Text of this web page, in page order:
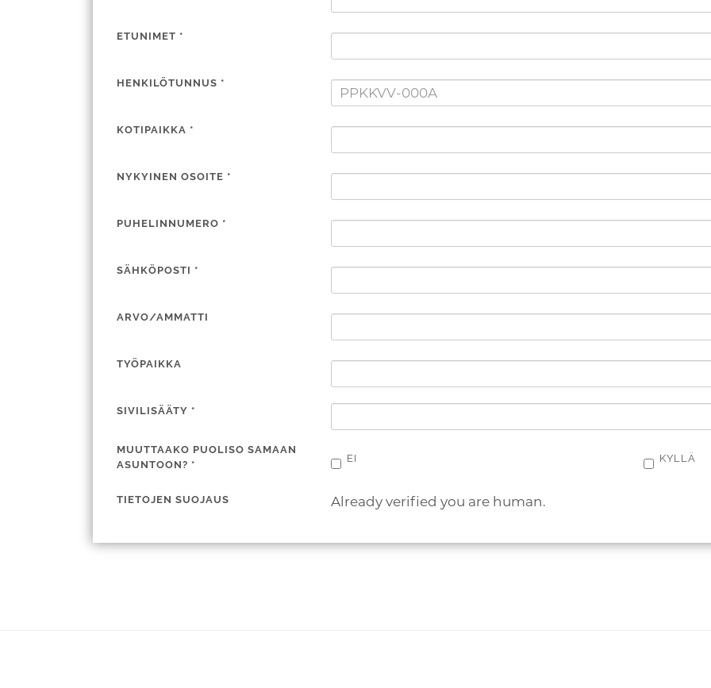
ETUNIMET *
HENKILÖTUNNUS *
KOTIPAIKKA *
NYKYINEN OSOITE *
PUHELINNUMERO *
SÄHKÖPOSTI *
ARVO/AMMATTI
TYÖPAIKKA
SIVILISÄÄTY *
MUUTTAAKO PUOLISO SAMAAN
ASUNTOON? *
EI KYLLÄ
TIETOJEN SUOJAUS Already verified you are human.